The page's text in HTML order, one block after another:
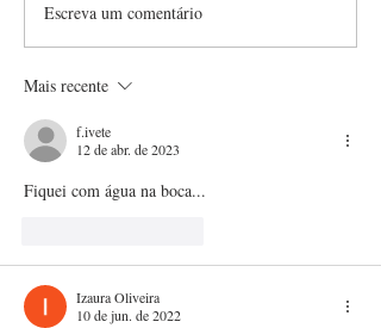
A arte do vinho italiano:
Uvas que Contam
Escreva um comentário
Mais recente
f.ivete
12 de abr. de 2023
Fiquei com água na boca...
Izaura Oliveira
10 de jun. de 2022